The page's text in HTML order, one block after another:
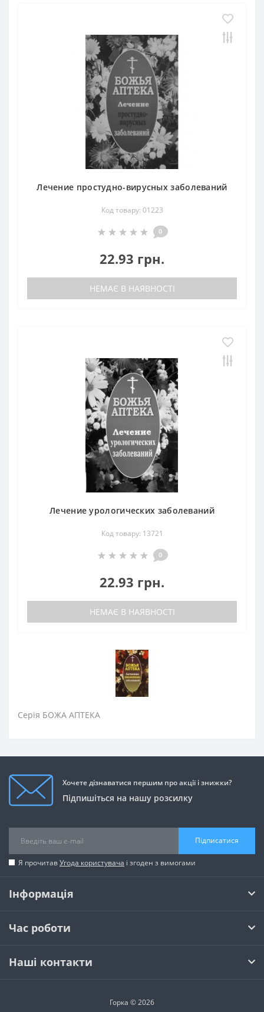
Лечение простудно-вирусных заболеваний
Код товару: 01223
0
22.93 грн.
НЕМАЄ В НАЯВНОСТІ
Лечение урологических заболеваний
Код товару: 13721
0
22.93 грн.
НЕМАЄ В НАЯВНОСТІ
Серія БОЖА АПТЕКА
Хочете дізнаватися першим про акції і знижки?
Підпишіться на нашу розсилку
Підписатися
Я прочитавУгода користувача і згоден з вимогами
Інформація
Час роботи
Наші контакти
Горка © 2026